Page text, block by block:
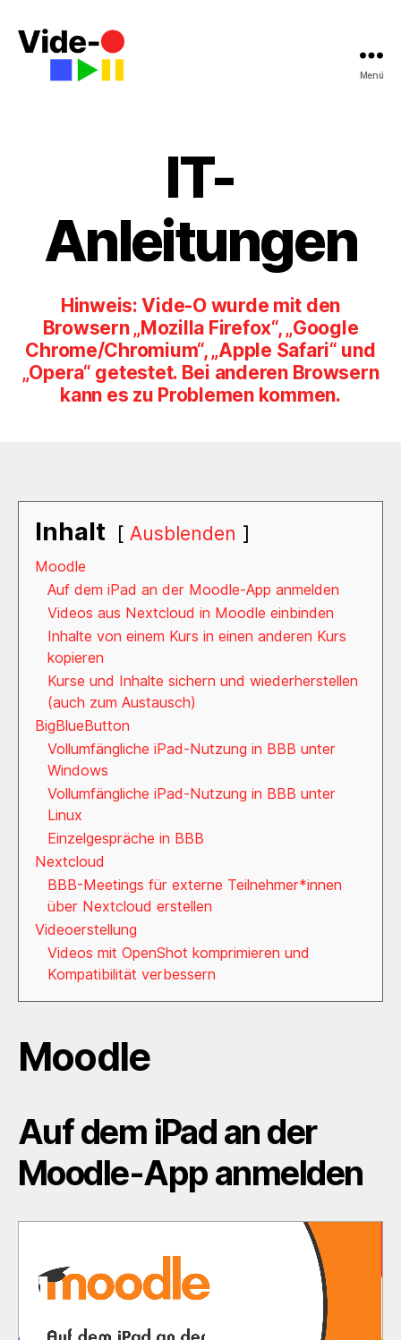
Menü
IT-
Anleitungen
Inhalt Ausblenden
Moodle
Auf dem iPad an der Moodle-App anmelden
Videos aus Nextcloud in Moodle einbinden
Inhalte von einem Kurs in einen anderen Kurs
kopieren
Kurse und Inhalte sichern und wiederherstellen
(auch zum Austausch)
BigBlueButton
Vollumfängliche iPad-Nutzung in BBB unter
Windows
Vollumfängliche iPad-Nutzung in BBB unter
Linux
Einzelgespräche in BBB
Nextcloud
BBB-Meetings für externe Teilnehmer*innen
über Nextcloud erstellen
Videoerstellung
Videos mit OpenShot komprimieren und
Kompatibilität verbessern
Moodle
Auf dem iPad an der
Moodle-App anmelden